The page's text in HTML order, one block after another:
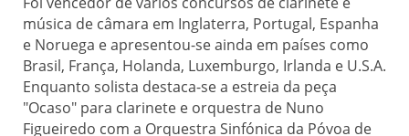
música de câmara em Inglaterra, Portugal, Espanha
e Noruega e apresentou-se ainda em países como
Brasil, França, Holanda, Luxemburgo, Irlanda e U.S.A.
Enquanto solista destaca-se a estreia da peça
"Ocaso" para clarinete e orquestra de Nuno
Figueiredo com a Orquestra Sinfónica da Póvoa de